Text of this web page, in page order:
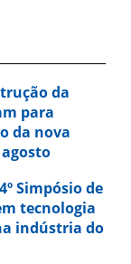
da
para
da nova
Simpósio de
tecnologia
indústria do